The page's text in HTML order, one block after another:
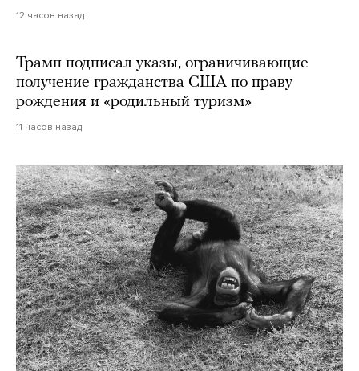
12 часов назад
Трамп подписал указы, ограничивающие
получение гражданства США по праву
рождения и «родильный туризм»
11 часов назад